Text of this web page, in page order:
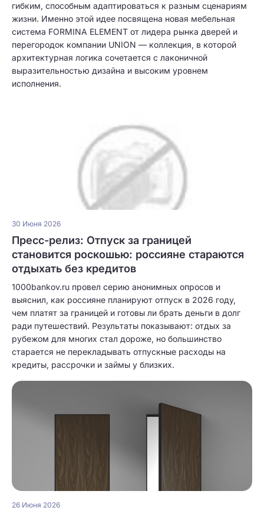
гибким, способным адаптироваться к разным сценариям
жизни. Именно этой идее посвящена новая мебельная
система FORMINA ELEMENT от лидера рынка дверей и
перегородок компании UNION — коллекция, в которой
архитектурная логика сочетается с лаконичной
выразительностью дизайна и высоким уровнем
исполнения.
30 Июня 2026
Пресс-релиз: Отпуск за границей
становится роскошью: россияне стараются
отдыхать без кредитов
1000bankov.ru провел серию анонимных опросов и
выяснил, как россияне планируют отпуск в 2026 году,
чем платят за границей и готовы ли брать деньги в долг
ради путешествий. Результаты показывают: отдых за
рубежом для многих стал дороже, но большинство
старается не перекладывать отпускные расходы на
кредиты, рассрочки и займы у близких.
26 Июня 2026